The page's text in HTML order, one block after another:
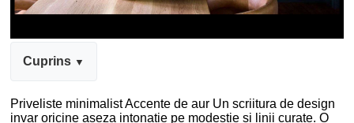
Cuprins
Priveliste minimalist Accente de aur Un scriitura de design
invar oricine aseza intonatie pe modestie și linii curate. O